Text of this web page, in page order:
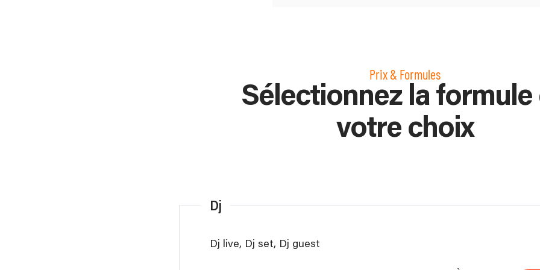
Prix & Formules
Sélectionnez la formule
votre choix
Dj
Dj live, Dj set, Dj guest